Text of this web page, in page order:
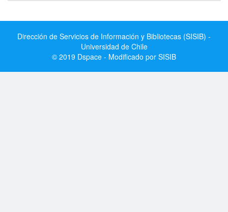
Dirección de Servicios de Información y Bibliotecas (SISIB) -
Universidad de Chile
© 2019 Dspace - Modificado por SISIB